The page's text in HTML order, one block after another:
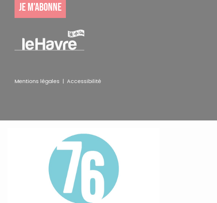
JE M'ABONNE
Pied
Mentions légales | Accessibilité